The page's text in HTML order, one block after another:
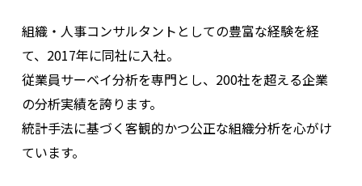
組織・人事コンサルタントとしての豊富な経験を経
て、2017年に同社に入社。
従業員サーベイ分析を専門とし、200社を超える企業
の分析実績を誇ります。
統計手法に基づく客観的かつ公正な組織分析を心がけ
ています。